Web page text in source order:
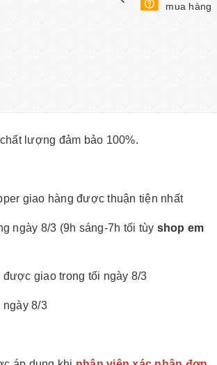
mua hàng
lượng đảm bảo 100%.
giao hàng được thuận tiện nhất
ngày 8/3 (9h sáng-7h tối tùy shop em
giao trong tối ngày 8/3
8/3